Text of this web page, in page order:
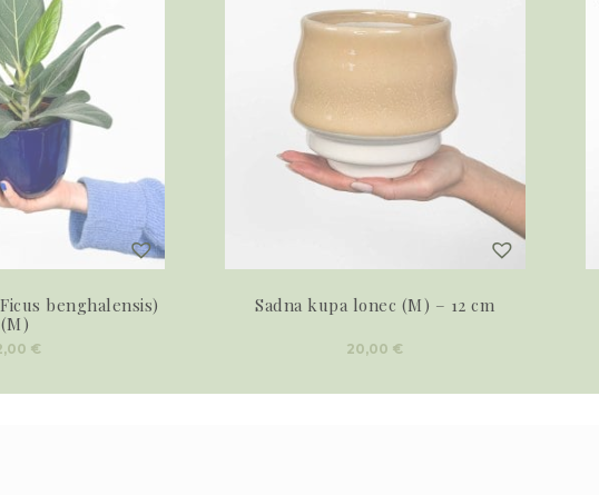
benghalensis)
(M)
€
Sadna kupa lonec (M) – 12 cm
20,00 €